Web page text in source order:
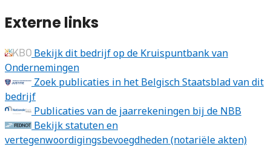
Externe links
Bekijk dit bedrijf op de Kruispuntbank van
Ondernemingen
Zoek publicaties in het Belgisch Staatsblad van dit
bedrijf
Publicaties van de jaarrekeningen bij de NBB
Bekijk statuten en
vertegenwoordigingsbevoegdheden (notariële akten)